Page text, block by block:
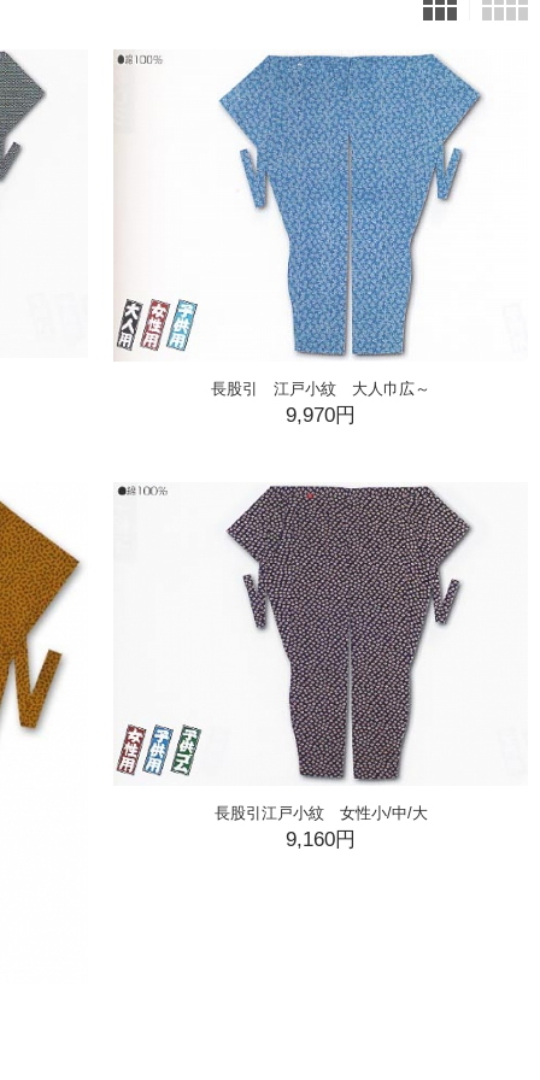
長股引 江戸小紋 大人巾広～
9,970円
長股引江戸小紋 女性小/中/大
9,160円